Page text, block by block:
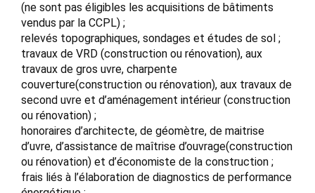
(ne sont pas éligibles les acquisitions de bâtiments
vendus par la CCPL) ;
relevés topographiques, sondages et études de sol ;
travaux de VRD (construction ou rénovation), aux
travaux de gros uvre, charpente
couverture(construction ou rénovation), aux travaux de
second uvre et d’aménagement intérieur (construction
ou rénovation) ;
honoraires d’architecte, de géomètre, de maitrise
d’uvre, d’assistance de maîtrise d’ouvrage(construction
ou rénovation) et d’économiste de la construction ;
frais liés à l’élaboration de diagnostics de performance